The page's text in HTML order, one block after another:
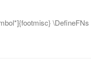
\DefineFNs